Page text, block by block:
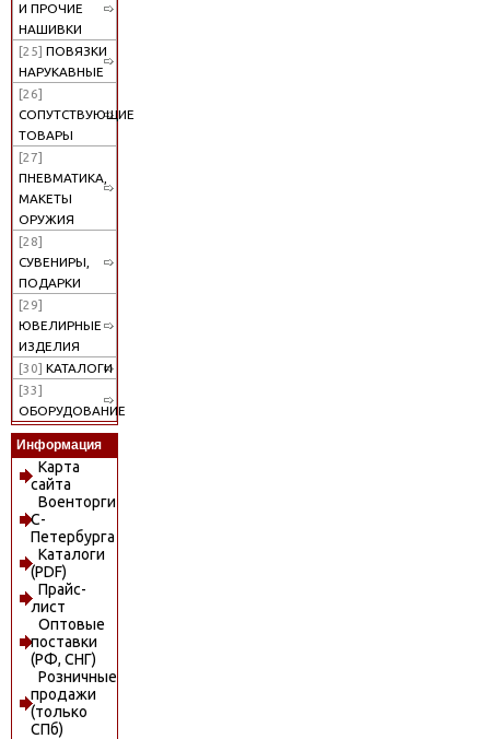
И ПРОЧИЕ
НАШИВКИ
[25] ПОВЯЗКИ
НАРУКАВНЫЕ
[26]
СОПУТСТВУЮЩИЕ
ТОВАРЫ
[27]
ПНЕВМАТИКА,
МАКЕТЫ
ОРУЖИЯ
[28]
СУВЕНИРЫ,
ПОДАРКИ
[29]
ЮВЕЛИРНЫЕ
ИЗДЕЛИЯ
[30] КАТАЛОГИ
[33]
ОБОРУДОВАНИЕ
Информация
Карта
сайта
Военторги
С-
Петербурга
Каталоги
(PDF)
Прайс-
лист
Оптовые
поставки
(РФ, СНГ)
Розничные
продажи
(только
СПб)